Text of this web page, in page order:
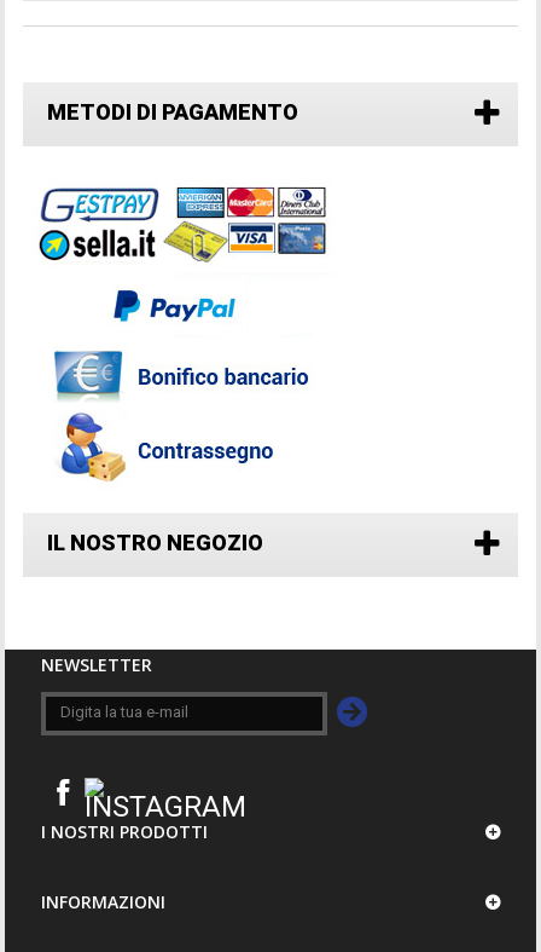
METODI DI PAGAMENTO
IL NOSTRO NEGOZIO
NEWSLETTER
I NOSTRI PRODOTTI
INFORMAZIONI